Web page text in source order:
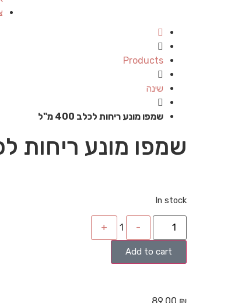
Products
שינה
שמפו מונע ריחות לכלב 400 מ"ל
שמפו מונע ריחות לכלב
In stock
-
1
+
Add to cart